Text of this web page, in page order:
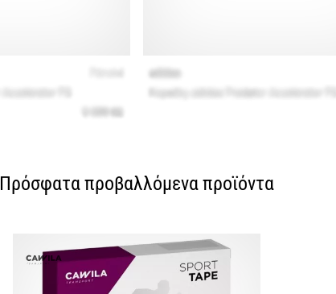
Πρόσφατα προβαλλόμενα προϊόντα